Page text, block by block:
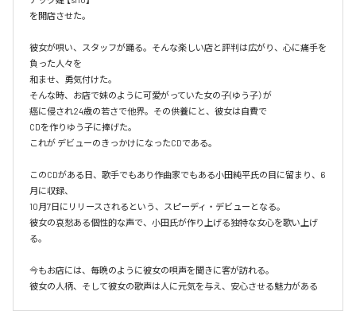
を開店させた。
彼女が唄い、スタッフが踊る。そんな楽しい店と評判は広がり、心に痛手を
負った人々を
和ませ、勇気付けた。
そんな時、お店で妹のように可愛がっていた女の子(ゆう子）が
癌に侵され24歳の若さで他界。その供養にと、彼女は自費で
CDを作りゆう子に捧げた。
これが デビューのきっかけになったCDである。
このCDがある日、歌手でもあり作曲家でもある小田純平氏の目に留まり、6
月に収録、
10月7日にリリースされるという、スピーディ・デビューとなる。
彼女の哀愁ある個性的な声で、小田氏が作り上げる独特な女心を歌い上げ
る。
今もお店には、毎晩のように彼女の唄声を聞きに客が訪れる。
彼女の人柄、そして彼女の歌声は人に元気を与え、安心させる魅力がある